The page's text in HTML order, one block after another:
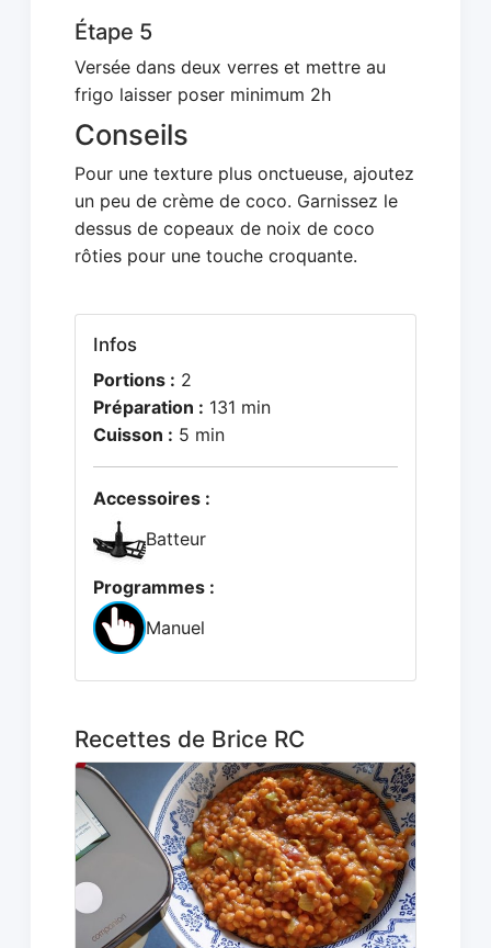
Étape 5
Versée dans deux verres et mettre au
frigo laisser poser minimum 2h
Conseils
Pour une texture plus onctueuse, ajoutez
un peu de crème de coco. Garnissez le
dessus de copeaux de noix de coco
rôties pour une touche croquante.
Infos
Portions : 2
Préparation : 131 min
Cuisson : 5 min
Accessoires :
Batteur
Programmes :
Manuel
Recettes de Brice RC